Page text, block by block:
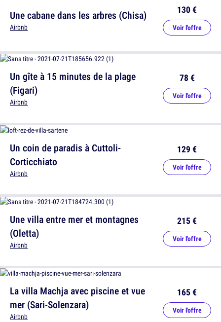
Une cabane dans les arbres (Chisa)
Airbnb
130 €
Voir l'offre
Un coin de paradis à Cuttoli-
Corticchiato
Airbnb
129 €
Voir l'offre
La villa Machja avec piscine et vue
mer (Sari-Solenzara)
Airbnb
165 €
Voir l'offre
Un gîte à 15 minutes de la plage
(Figari)
Airbnb
78 €
Voir l'offre
Une villa entre mer et montagnes
(Oletta)
Airbnb
215 €
Voir l'offre